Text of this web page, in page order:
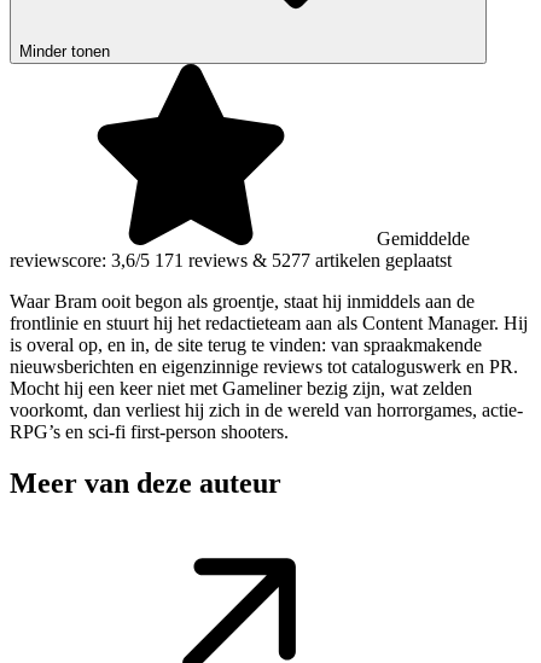
Minder tonen
Gemiddelde
reviewscore: 3,6/5 171 reviews & 5277 artikelen geplaatst
Waar Bram ooit begon als groentje, staat hij inmiddels aan de
frontlinie en stuurt hij het redactieteam aan als Content Manager. Hij
is overal op, en in, de site terug te vinden: van spraakmakende
nieuwsberichten en eigenzinnige reviews tot cataloguswerk en PR.
Mocht hij een keer niet met Gameliner bezig zijn, wat zelden
voorkomt, dan verliest hij zich in de wereld van horrorgames, actie-
RPG’s en sci-fi first-person shooters.
Meer van deze auteur